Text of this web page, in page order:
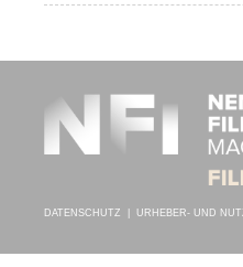
DATENSCHUTZ URHEBER- UND